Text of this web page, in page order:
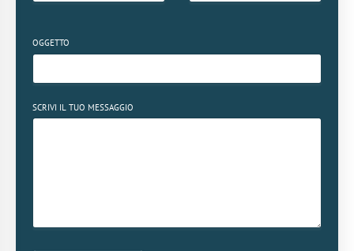
OGGETTO
SCRIVI IL TUO MESSAGGIO